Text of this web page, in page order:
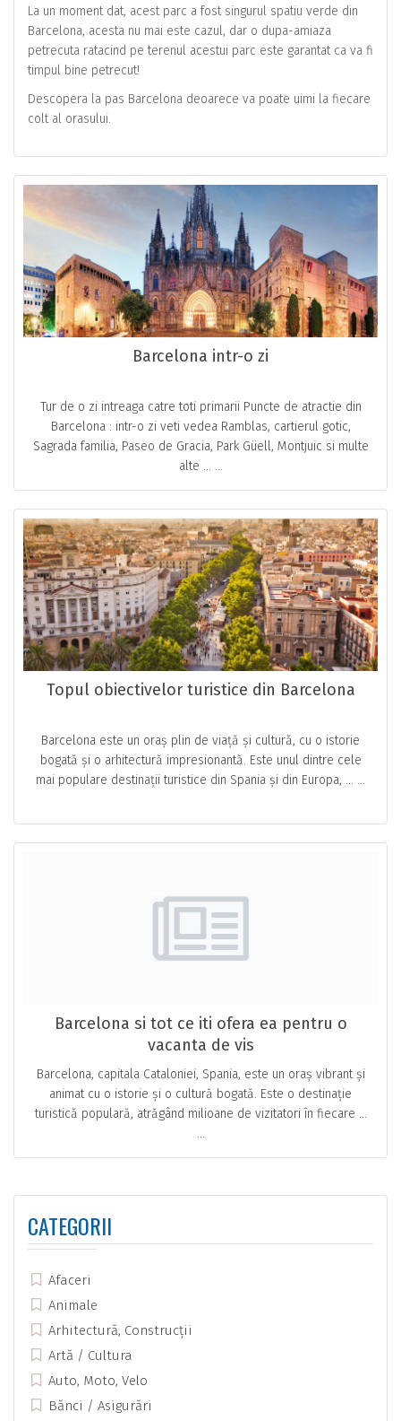
La un moment dat, acest parc a fost singurul spatiu verde din
Barcelona, acesta nu mai este cazul, dar o dupa-amiaza
petrecuta ratacind pe terenul acestui parc este garantat ca va fi
timpul bine petrecut!
Descopera la pas Barcelona deoarece va poate uimi la fiecare
colt al orasului.
Barcelona intr-o zi
Tur de o zi intreaga catre toti primarii Puncte de atractie din
Barcelona : intr-o zi veti vedea Ramblas, cartierul gotic,
Sagrada familia, Paseo de Gracia, Park Güell, Montjuic si multe
alte … ...
Topul obiectivelor turistice din Barcelona
Barcelona este un oraș plin de viață și cultură, cu o istorie
bogată și o arhitectură impresionantă. Este unul dintre cele
mai populare destinații turistice din Spania și din Europa, … ...
Barcelona si tot ce iti ofera ea pentru o
vacanta de vis
Barcelona, capitala Cataloniei, Spania, este un oraș vibrant și
animat cu o istorie și o cultură bogată. Este o destinație
turistică populară, atrăgând milioane de vizitatori în fiecare …
...
CATEGORII
Afaceri
Animale
Arhitectură, Construcții
Artă / Cultura
Auto, Moto, Velo
Bănci / Asigurări